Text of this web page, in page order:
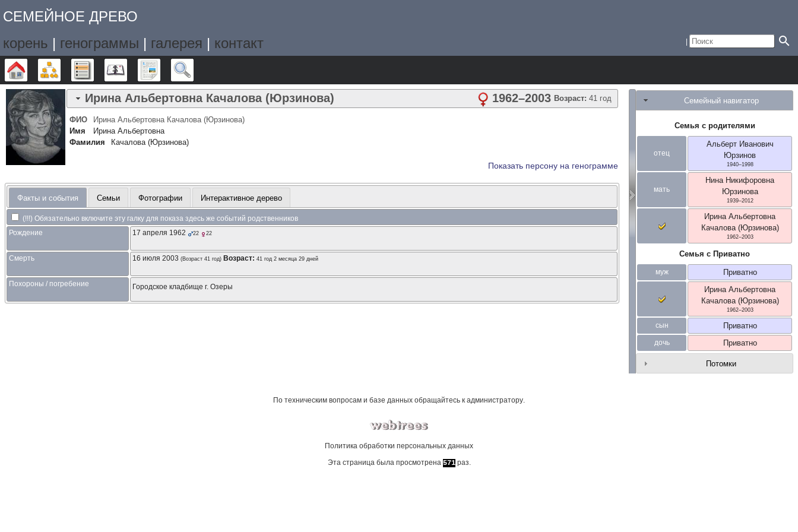
СЕМЕЙНОЕ ДРЕВО
корень | генограммы | галерея | контакт
Дерево Графики Списки Календарь Отчёты
Ирина Альбертовна Качалова (Юрзинова) Возраст: 41 год
1962–2003
ФИО Ирина Альбертовна Качалова (Юрзинова)
Имя
Ирина Альбертовна
Фамилия
Качалова (Юрзинова)
Показать персону на генограмме
Факты и события Семьи Фотографии Интерактивное дерево
(!!!) Обязательно включите эту галку для показа здесь же событий родственников
Рождение
17 апреля 1962 22 22
Смерть 16 июля 2003 (Возраст 41 год) Возраст: 41 год 2 месяца 29 дней
Похороны / погребение Городское кладбище г. Озеры
Семейный навигатор
Семья с родителями
отец
Альберт Иванович
Юрзинов
1940–1998
мать
Нина Никифоровна
Юрзинова
1939–2012
Ирина Альбертовна
Качалова (Юрзинова)
1962–2003
Семья с Приватно
муж
Приватно
Ирина Альбертовна
Качалова (Юрзинова)
1962–2003
сын Приватно
дочь Приватно
Потомки
По техническим вопросам и базе данных обращайтесь к администратору.
Политика обработки персональных данных
Эта страница была просмотрена 571раз.